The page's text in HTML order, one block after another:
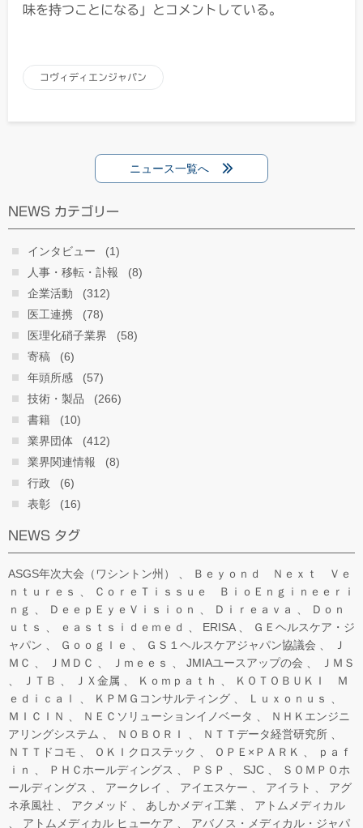
味を持つことになる」とコメントしている。
コヴィディエンジャパン
ニュース一覧へ
NEWS カテゴリー
インタビュー
(1)
人事・移転・訃報
(8)
企業活動
(312)
医工連携
(78)
医理化硝子業界
(58)
寄稿
(6)
年頭所感
(57)
技術・製品
(266)
書籍
(10)
業界団体
(412)
業界関連情報
(8)
行政
(6)
表彰
(16)
NEWS タグ
ASGS年次大会（ワシントン州）
Ｂｅｙｏｎｄ Ｎｅｘｔ Ｖｅ
ｎｔｕｒｅｓ
ＣｏｒｅＴｉｓｓｕｅ ＢｉｏＥｎｇｉｎｅｅｒｉ
ｎｇ
ＤｅｅｐＥｙｅＶｉｓｉｏｎ Ｄｉｒｅａｖａ
Ｄｏｎ
ｕｔｓ
ｅａｓｔｓｉｄｅｍｅｄ ERISA
ＧＥヘルスケア・ジ
ャパン
Ｇｏｏｇｌｅ ＧＳ１ヘルスケアジャパン協議会
Ｊ
ＭＣ
ＪＭＤＣ Ｊｍｅｅｓ JMIAユースアップの会
ＪＭＳ
ＪＴＢ
ＪＸ金属 Ｋｏｍｐａｔｈ
ＫＯＴＯＢＵＫＩ Ｍ
ｅｄｉｃａｌ
ＫＰＭＧコンサルティング
Ｌｕｘｏｎｕｓ
ＭＩＣＩＮ
ＮＥＣソリューションイノベータ
ＮＨＫエンジニ
アリングシステム
ＮＯＢＯＲＩ
ＮＴＴデータ経営研究所
ＮＴＴドコモ
ＯＫＩクロステック ＯＰＥ×ＰＡＲＫ
ｐａｆ
ｉｎ
ＰＨＣホールディングス ＰＳＰ SJC
ＳＯＭＰＯホ
ールディングス
アークレイ アイエスケー アイラト
アグ
ネ承風社
アクメッド あしかメディ工業
アトムメディカル
アトムメディカル ヒューケア
アバノス・メディカル・ジャパ